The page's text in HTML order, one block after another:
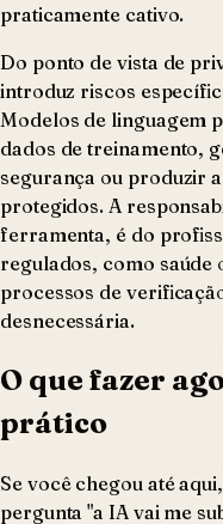
praticamente cativo.
Do ponto de vista de
introduz riscos
Modelos de linguagem
dados de treinamento,
segurança ou produzir
protegidos. A
ferramenta, é do
regulados, como saúde
processos de
desnecessária.
O que fazer
prático
Se você chegou até
pergunta "a IA vai me